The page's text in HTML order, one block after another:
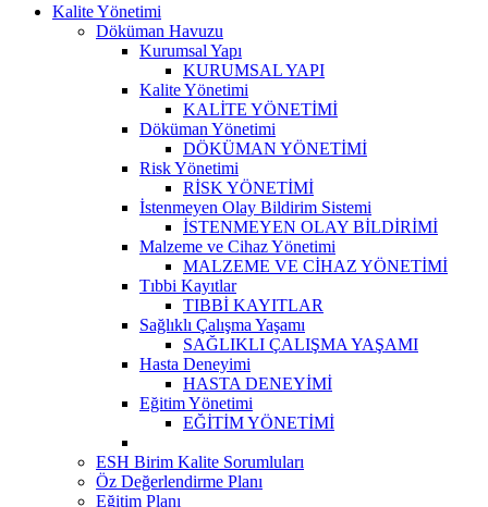
Kalite Yönetimi
Döküman Havuzu
Kurumsal Yapı
KURUMSAL YAPI
Kalite Yönetimi
KALİTE YÖNETİMİ
Döküman Yönetimi
DÖKÜMAN YÖNETİMİ
Risk Yönetimi
RİSK YÖNETİMİ
İstenmeyen Olay Bildirim Sistemi
İSTENMEYEN OLAY BİLDİRİMİ
Malzeme ve Cihaz Yönetimi
MALZEME VE CİHAZ YÖNETİMİ
Tıbbi Kayıtlar
TIBBİ KAYITLAR
Sağlıklı Çalışma Yaşamı
SAĞLIKLI ÇALIŞMA YAŞAMI
Hasta Deneyimi
HASTA DENEYİMİ
Eğitim Yönetimi
EĞİTİM YÖNETİMİ
ESH Birim Kalite Sorumluları
Öz Değerlendirme Planı
Eğitim Planı